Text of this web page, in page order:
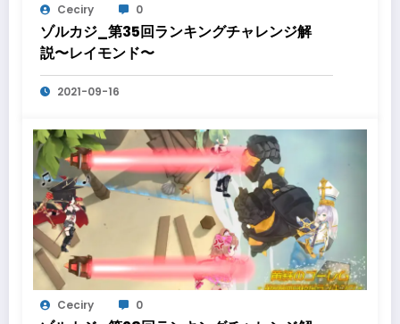
Ceciry 0
ゾルカジ_第35回ランキングチャレンジ解
説〜レイモンド〜
2021-09-16
Ceciry 0